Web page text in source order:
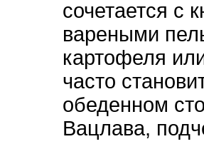
сочетается с
вареными
картофеля
часто
обеденном
Вацлава,